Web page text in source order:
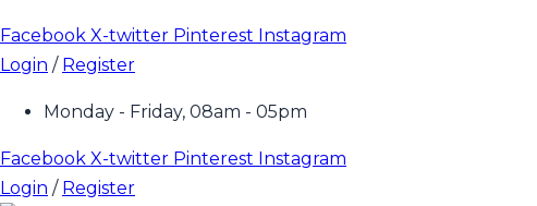
Facebook X-twitter Pinterest Instagram
Login / Register
Monday - Friday, 08am - 05pm
Facebook X-twitter Pinterest Instagram
Login / Register